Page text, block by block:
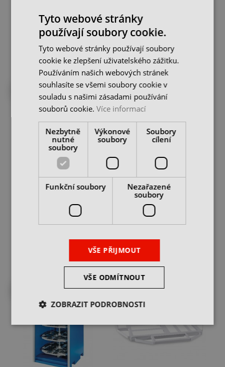
1 490 Kč
cena bez DPH
DO KOŠÍKU
1 490 Kč
cena bez DPH
DO KOŠÍKU
NA CESTĚ OD DODAVATELE
Zásobník pro 21ks
nástrojových držáků
skladem u dodavatele
DO 4 TÝDNŮ U VÁS
CNC úložná skříň
RotaRex® ruční roleta,
uzamykatelná
skladem u dodavatele
47 590 Kč
DO 4 TÝDNŮ U VÁS
Tyto webové stránky
používají soubory cookie.
Tyto webové stránky používají soubory
cookie ke zlepšení uživatelského zážitku.
Používáním našich webových stránek
souhlasíte se všemi soubory cookie v
souladu s našimi zásadami používání
souborů cookie.Více informací
Nezbytně
nutné
soubory
Výkonové
soubory
Soubory
cílení
Funkční soubory
Nezařazené
soubory
VŠE PŘIJMOUT
VŠE ODMÍTNOUT
ZOBRAZIT PODROBNOSTI